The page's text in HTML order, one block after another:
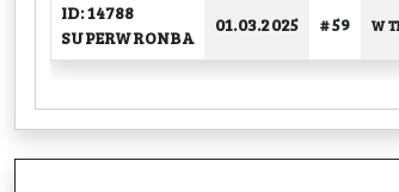
ID: 14788
SUPERWRONBA
01.03.2025 # 59 W